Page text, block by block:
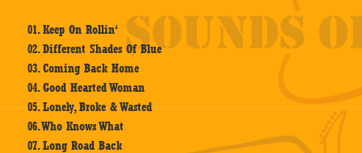
01. Keep On Rollin‘
02. Different Shades Of Blue
03. Coming Back Home
04. Good Hearted Woman
05. Lonely, Broke & Wasted
06. Who Knows What
07. Long Road Back